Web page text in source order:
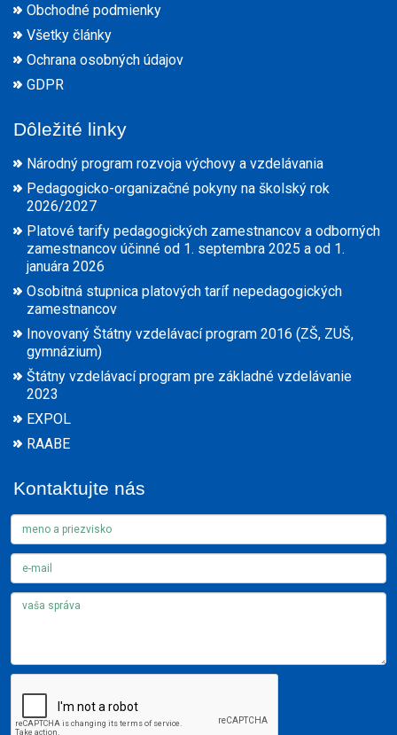
Obchodné podmienky
Všetky články
Ochrana osobných údajov
GDPR
Dôležité linky
Národný program rozvoja výchovy a vzdelávania
Pedagogicko-organizačné pokyny na školský rok
2026/2027
Platové tarify pedagogických zamestnancov a odborných
zamestnancov účinné od 1. septembra 2025 a od 1.
januára 2026
Osobitná stupnica platových taríf nepedagogických
zamestnancov
Inovovaný Štátny vzdelávací program 2016 (ZŠ, ZUŠ,
gymnázium)
Štátny vzdelávací program pre základné vzdelávanie
2023
EXPOL
RAABE
Kontaktujte nás